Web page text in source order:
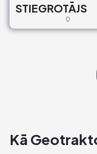
STIEGROTĀJS
0
Kā